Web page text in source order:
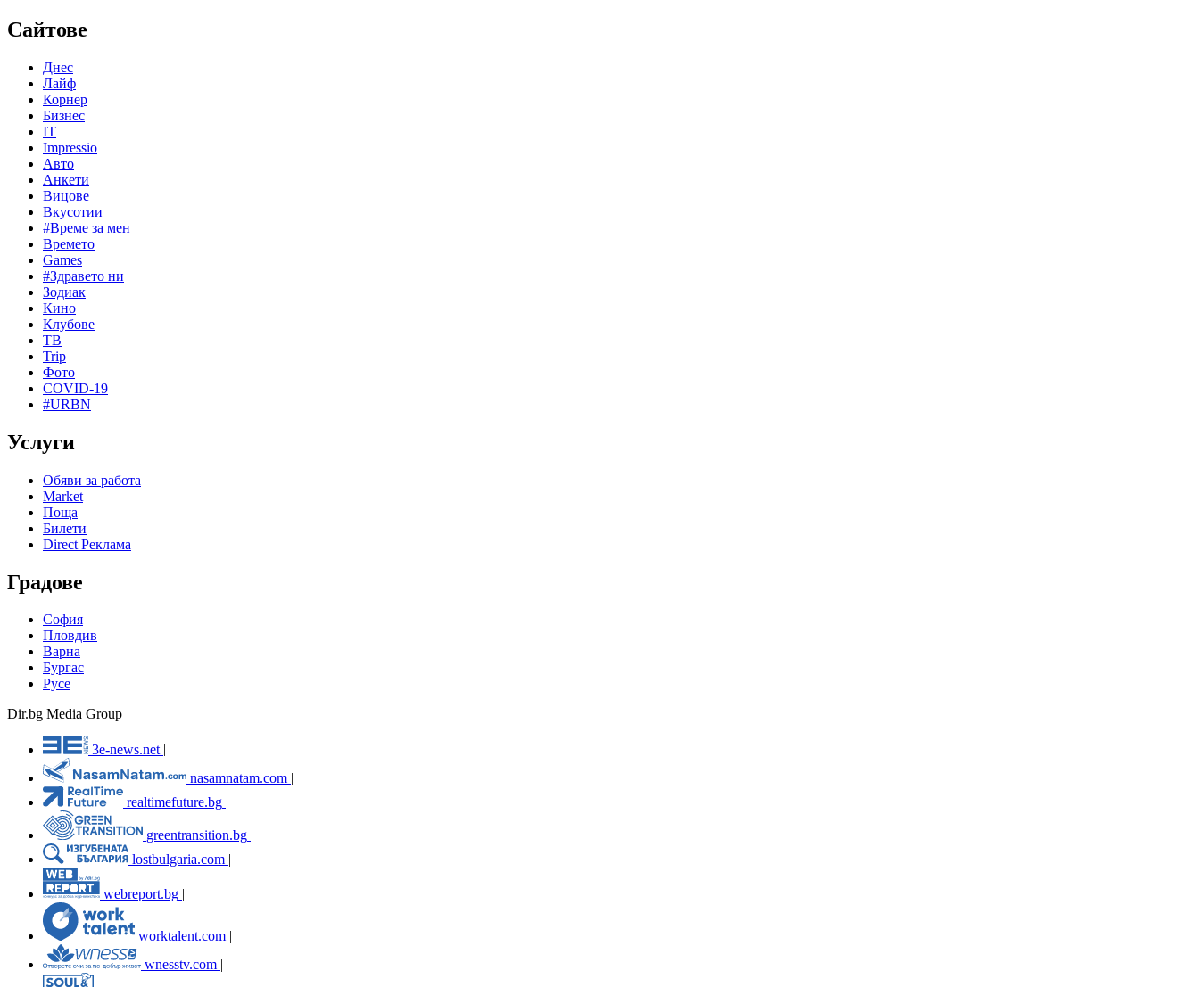
Сайтове
Днес
Лайф
Корнер
Бизнес
IT
Impressio
Авто
Анкети
Вицове
Вкусотии
#Време за мен
Времето
Games
#Здравето ни
Зодиак
Кино
Клубове
ТВ
Trip
Фото
COVID-19
#URBN
Услуги
Обяви за работа
Market
Поща
Билети
Direct Реклама
Градове
София
Пловдив
Варна
Бургас
Русе
Dir.bg Media Group
3e-news.net
nasamnatam.com |
realtimefuture.bg |
greentransition.bg |
lostbulgaria.com |
webreport.bg
worktalent.com |
wnesstv.com |